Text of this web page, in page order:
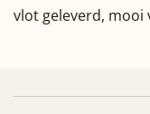
vlot geleverd, mooi